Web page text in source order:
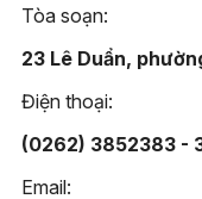
Tòa soạn:
23 Lê Duẩn,
Điện thoại:
(0262) 3852383 -
Email: